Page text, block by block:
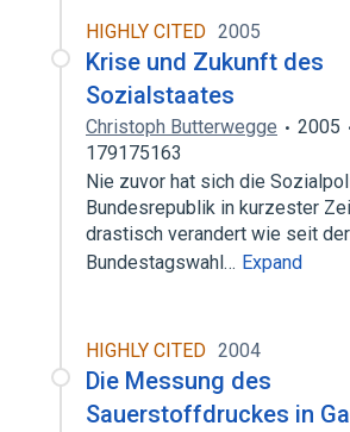
HIGHLY CITED 2005
Krise und Zukunft des
Sozialstaates
Christoph Butterwegge 2005
179175163
Nie zuvor hat sich die
Bundesrepublik in kurzester
drastisch verandert wie seit der
Bundestagswahl… Expand
HIGHLY CITED 2004
Die Messung des
Sauerstoffdruckes in